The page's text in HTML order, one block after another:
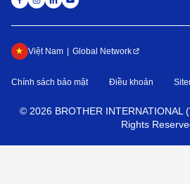
Việt Nam Global Network
Chính sách bảo mật Điều khoản
© 2026 BROTHER INTERNATIONAL
Rights